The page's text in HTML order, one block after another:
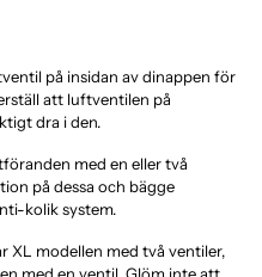
på insidan av dinappen för
att luftventilen på
dra i den.
med en eller två
på dessa och bägge
kolik system.
XL modellen med två ventiler,
med en ventil. Glöm inte att